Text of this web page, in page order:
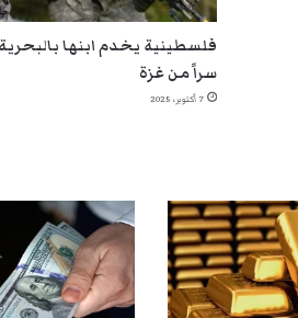
فلسطينية يخدم ابنها
سراً من غزة
7 أكتوبر، 2025